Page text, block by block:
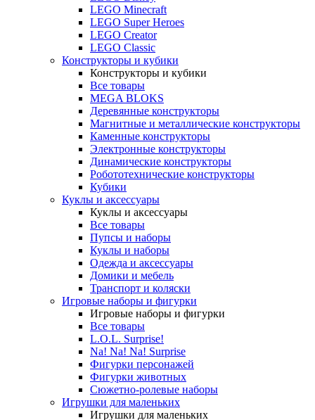
LEGO Minecraft
LEGO Super Heroes
LEGO Creator
LEGO Classic
Конструкторы и кубики
Конструкторы и кубики
Все товары
MEGA BLOKS
Деревянные конструкторы
Магнитные и металлические конструкторы
Каменные конструкторы
Электронные конструкторы
Динамические конструкторы
Робототехнические конструкторы
Кубики
Куклы и аксессуары
Куклы и аксессуары
Все товары
Пупсы и наборы
Куклы и наборы
Одежда и аксессуары
Домики и мебель
Транспорт и коляски
Игровые наборы и фигурки
Игровые наборы и фигурки
Все товары
L.O.L. Surprise!
Na! Na! Na! Surprise
Фигурки персонажей
Фигурки животных
Сюжетно-ролевые наборы
Игрушки для маленьких
Игрушки для маленьких